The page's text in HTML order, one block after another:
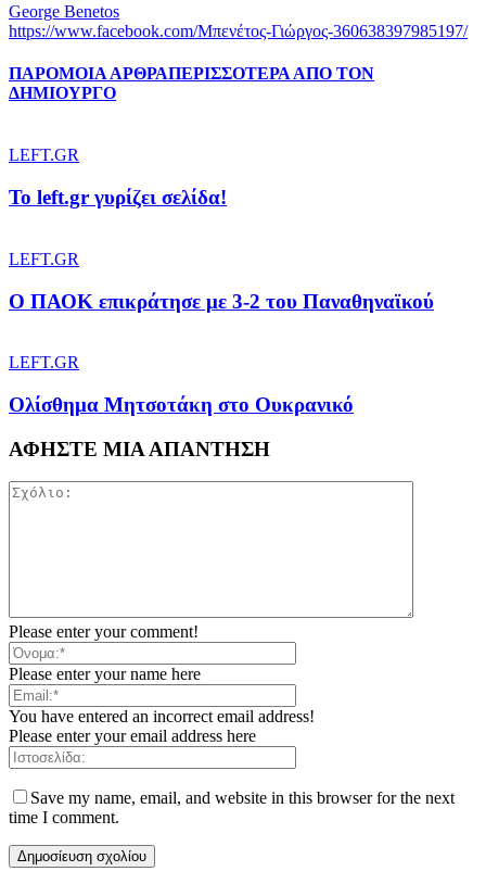
George Benetos
https://www.facebook.com/Μπενέτος-Γιώργος-360638397985197/
ΠΑΡΟΜΟΙΑ ΑΡΘΡΑΠΕΡΙΣΣΟΤΕΡΑ ΑΠΟ ΤΟΝ
ΔΗΜΙΟΥΡΓΟ
LEFT.GR
To left.gr γυρίζει σελίδα!
LEFT.GR
Ο ΠΑΟΚ επικράτησε με 3-2 του Παναθηναϊκού
LEFT.GR
Ολίσθημα Μητσοτάκη στο Ουκρανικό
ΑΦΗΣΤΕ ΜΙΑ ΑΠΑΝΤΗΣΗ
Please enter your comment!
Please enter your name here
You have entered an incorrect email address!
Please enter your email address here
Save my name, email, and website in this browser for the next
time I comment.